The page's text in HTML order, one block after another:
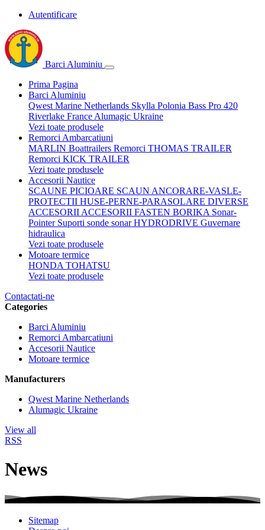
Autentificare
Barci Aluminiu
Prima Pagina
Barci Aluminiu
Qwest Marine Netherlands Skylla Polonia Bass Pro 420
Riverlake France Alumagic Ukraine
Vezi toate produsele
Remorci Ambarcatiuni
MARLIN Boattrailers Remorci THOMAS TRAILER
Remorci KICK TRAILER
Vezi toate produsele
Accesorii Nautice
SCAUNE PICIOARE SCAUN ANCORARE-VASLE-
PROTECTII HUSE-PERNE-PARASOLARE DIVERSE
ACCESORII ACCESORII FASTEN BORIKA Sonar-
Pointer Suporti sonde sonarHYDRODRIVE Guvernare
hidraulica
Vezi toate produsele
Motoare termice
HONDA TOHATSU
Vezi toate produsele
Contactati-ne
Categories
Barci Aluminiu
Remorci Ambarcatiuni
Accesorii Nautice
Motoare termice
Manufacturers
Qwest Marine Netherlands
Alumagic Ukraine
View all
RSS
News
Sitemap